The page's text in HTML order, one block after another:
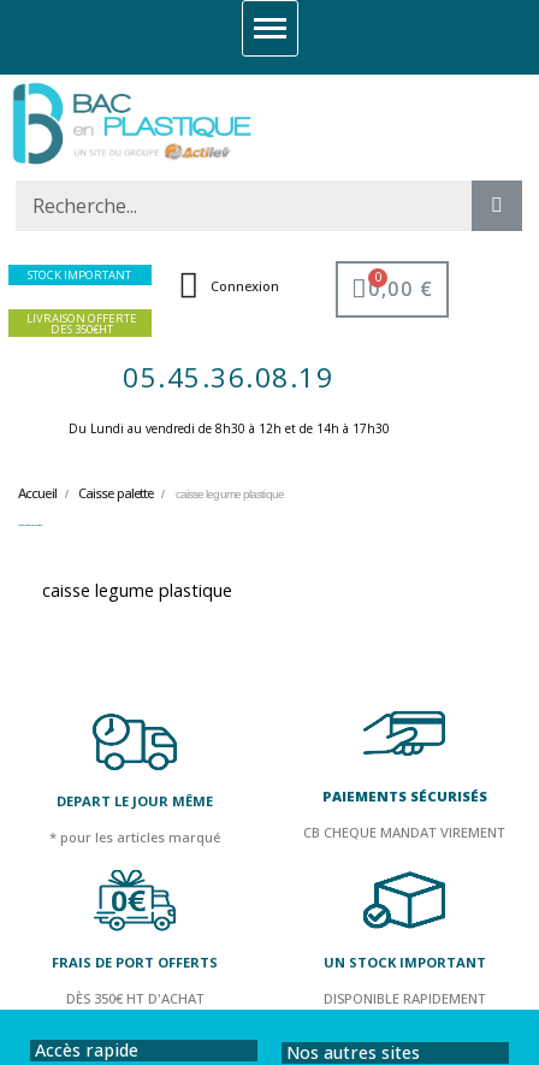
STOCK IMPORTANT
LIVRAISON OFFERTE
DES 350€HT
Connexion 0,00 €
05.45.36.08.19
Du Lundi au vendredi de 8h30 à 12h et de 14h à 17h30 ​
Accueil Caisse palette caisse legume plastique
caisse legume plastique
DEPART LE JOUR MÊME
* pour les articles marqué
PAIEMENTS SÉCURISÉS
CB CHEQUE MANDAT VIREMENT
FRAIS DE PORT OFFERTS
DÈS 350€ HT D'ACHAT
UN STOCK IMPORTANT
DISPONIBLE RAPIDEMENT
Accès rapide Nos autres sites